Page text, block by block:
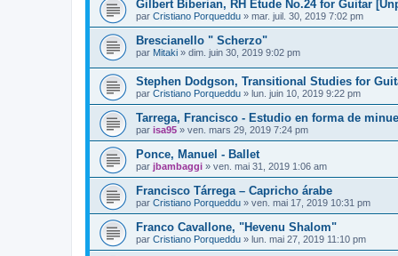
Gilbert Biberian, RH Etude No.24 for Guitar
par Cristiano Porqueddu » mar. juil. 30, 2019 7:02 pm
Brescianello " Scherzo"
par Mitaki » dim. juin 30, 2019 9:02 pm
Stephen Dodgson, Transitional Studies for
par Cristiano Porqueddu » lun. juin 10, 2019 9:22 pm
Tarrega, Francisco - Estudio en forma de
par isa95 » ven. mars 29, 2019 7:24 pm
Ponce, Manuel - Ballet
par jbambaggi » ven. mai 31, 2019 1:06 am
Francisco Tárrega – Capricho árabe
par Cristiano Porqueddu » ven. mai 17, 2019 10:31 pm
Franco Cavallone, "Hevenu Shalom"
par Cristiano Porqueddu » lun. mai 27, 2019 11:10 pm